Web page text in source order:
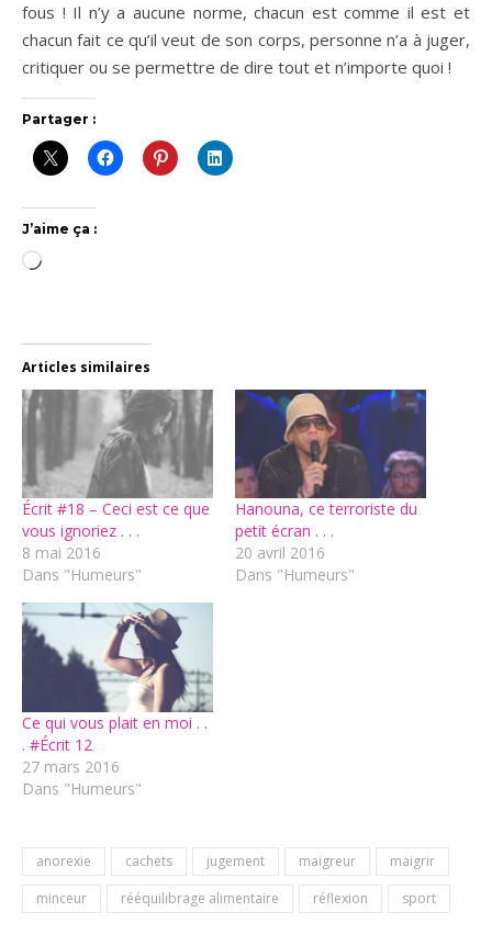
fous ! Il n’y a aucune norme, chacun est comme il est et
chacun fait ce qu’il veut de son corps, personne n’a à juger,
critiquer ou se permettre de dire tout et n’importe quoi !
Partager :
J’aime ça :
Chargement…
Articles similaires
Écrit #18 – Ceci est ce que
vous ignoriez . . .
8 mai 2016
Dans "Humeurs"
Hanouna, ce terroriste du
petit écran . . .
20 avril 2016
Dans "Humeurs"
Ce qui vous plait en moi . .
. #Écrit 12
27 mars 2016
Dans "Humeurs"
anorexie cachets jugement maigreur
maigrir
minceur
rééquilibrage alimentaire réflexion sport